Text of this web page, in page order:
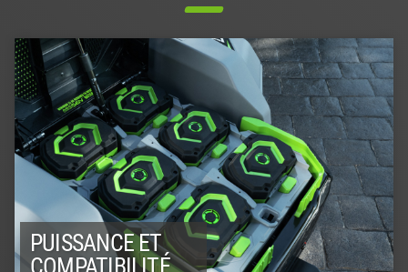
PUISSANCE ET
COMPATIBILITÉ